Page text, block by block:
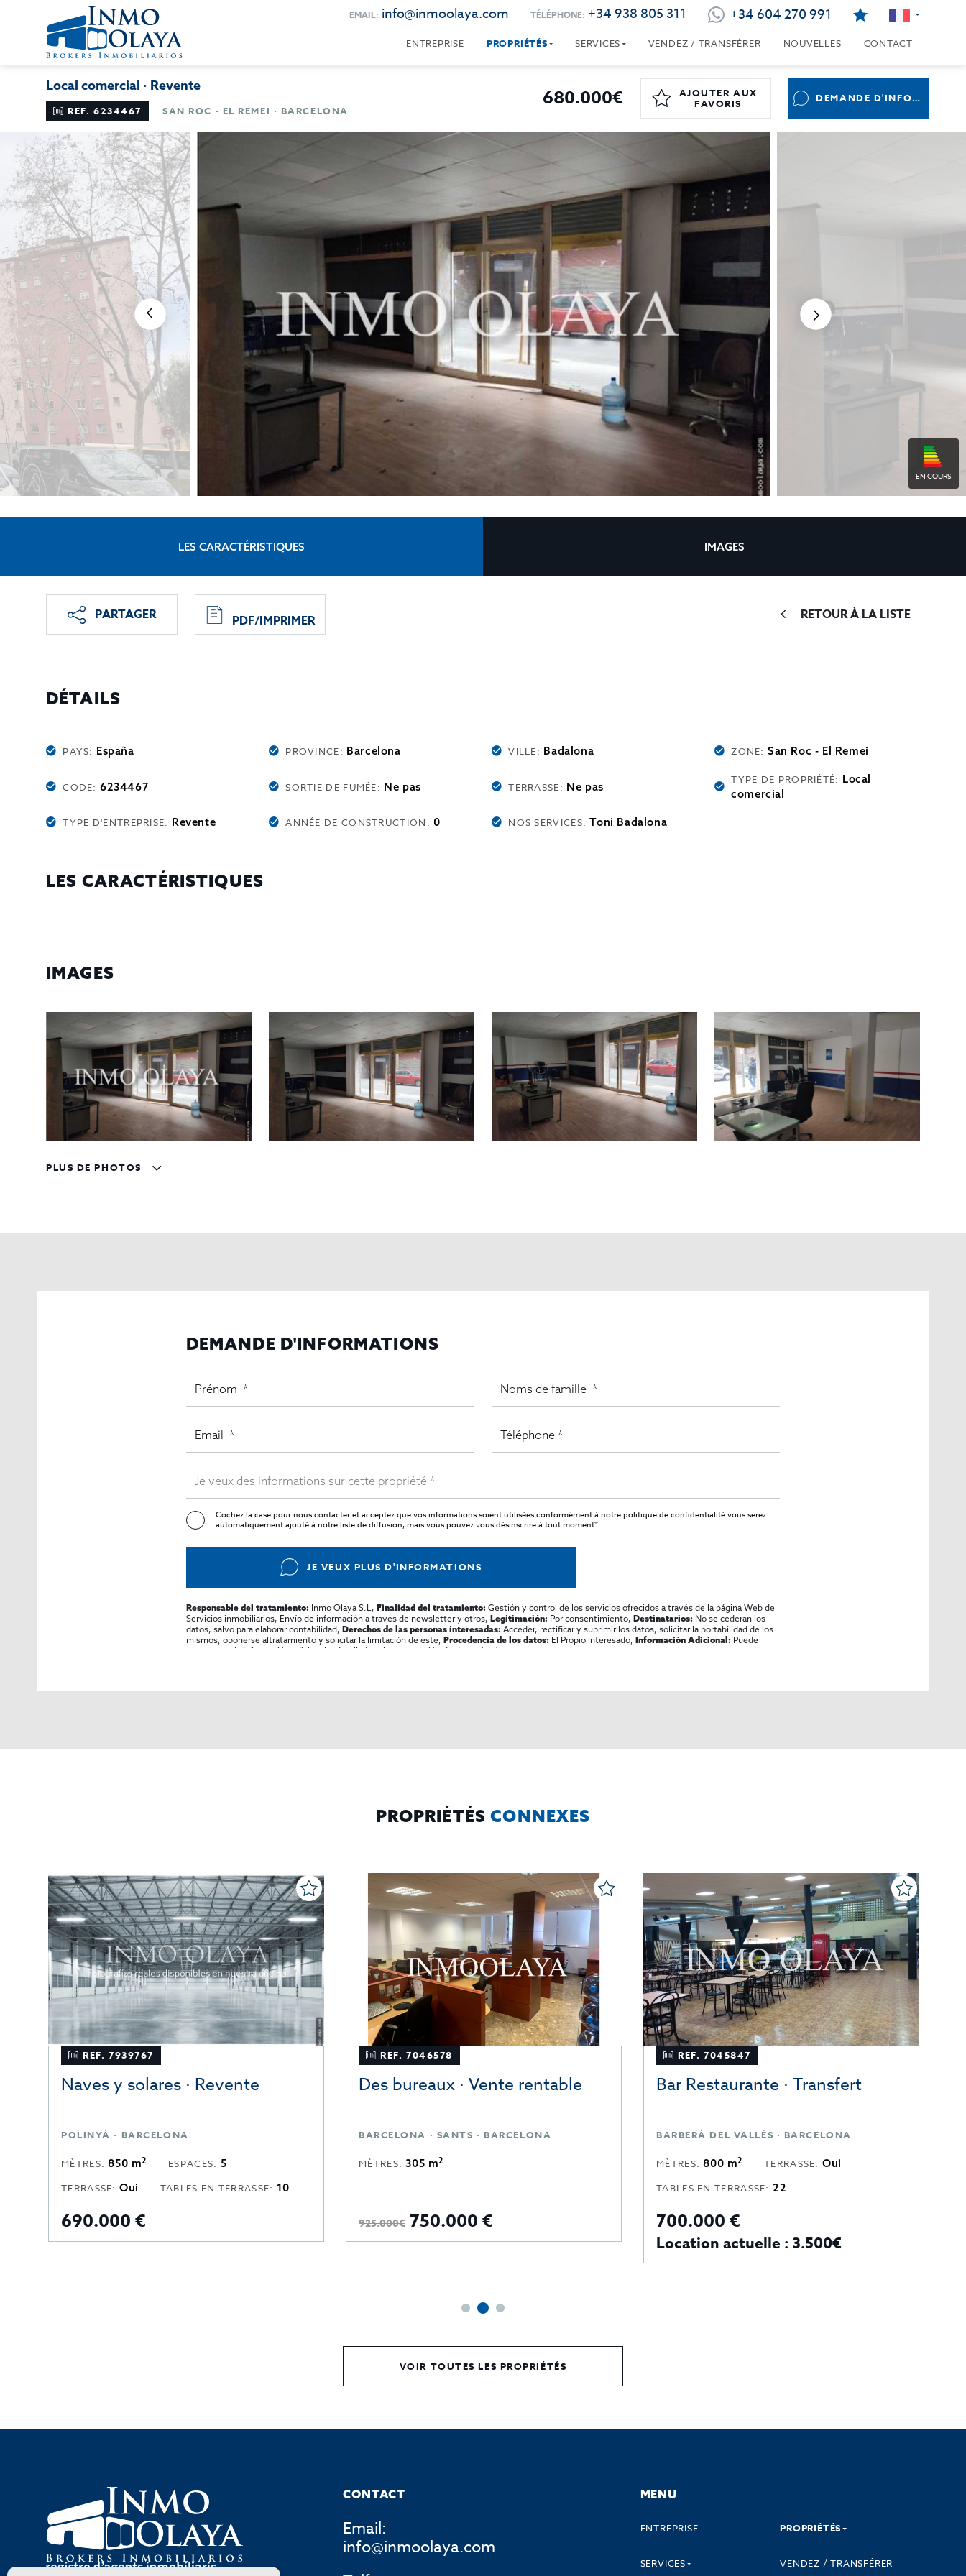
EMAIL: info@inmoolaya.com TÉLÉPHONE: +34 938 805 311 +34 604 270 991
ENTREPRISE PROPRIÉTÉS SERVICES VENDEZ / TRANSFÉRER NOUVELLES CONTACT
Local comercial · Revente
REF. 6234467 SAN ROC - EL REMEI · BARCELONA 680.000€
AJOUTER AUX
FAVORIS
DEMANDE D'INFORMATIONS
EN COURS
LES CARACTÉRISTIQUES IMAGES
PARTAGER PDF/IMPRIMER RETOUR À LA LISTE
DÉTAILS
PAYS: España PROVINCE: Barcelona VILLE: Badalona ZONE:San Roc - El Remei
CODE:6234467 SORTIE DE FUMÉE: Ne pas TERRASSE: Ne pas
TYPE DE PROPRIÉTÉ: Local
comercial
TYPE D'ENTREPRISE: Revente ANNÉE DE CONSTRUCTION:0 NOS SERVICES:Toni Badalona
LES CARACTÉRISTIQUES
IMAGES
PLUS DE PHOTOS
DEMANDE D'INFORMATIONS
Cochez la case pour nous contacter et acceptez que vos informations soient utilisées conformément à notrepolitique de confidentialitévous serez
automatiquement ajouté à notre liste de diffusion, mais vous pouvez vous désinscrire à tout moment*
JE VEUX PLUS D'INFORMATIONS
Responsable del tratamiento: Inmo Olaya S.L, Finalidad del tratamiento: Gestión y control de los servicios ofrecidos a través de la página Web de
Servicios inmobiliarios, Envío de información a traves de newsletter y otros, Legitimación: Por consentimiento, Destinatarios: No se cederan los
datos, salvo para elaborar contabilidad, Derechos de las personas interesadas: Acceder, rectificar y suprimir los datos, solicitar la portabilidad de los
mismos, oponerse altratamiento y solicitar la limitación de éste, Procedencia de los datos: El Propio interesado, Información Adicional: Puede
consultarse la información adicional y detallada sobre protección de datos
Aquí.
PROPRIÉTÉS CONNEXES
REF. 7939767
Naves y solares · Revente
POLINYÀ · BARCELONA
MÈTRES:850 m2 ESPACES: 5
TERRASSE: Oui TABLES EN TERRASSE: 10
690.000 €
REF. 7046578
Des bureaux · Vente rentable
BARCELONA · SANTS · BARCELONA
MÈTRES:305 m2
925.000€ 750.000 €
REF. 7045847
Bar Restaurante · Transfert
BARBERÁ DEL VALLÉS · BARCELONA
MÈTRES:800 m2 TERRASSE:Oui
TABLES EN TERRASSE: 22
700.000 €
Location actuelle : 3.500€
VOIR TOUTES LES PROPRIÉTÉS
CONTACT
Email:
info@inmoolaya.com
MENU
ENTREPRISE PROPRIÉTÉS
SERVICES VENDEZ / TRANSFÉRER